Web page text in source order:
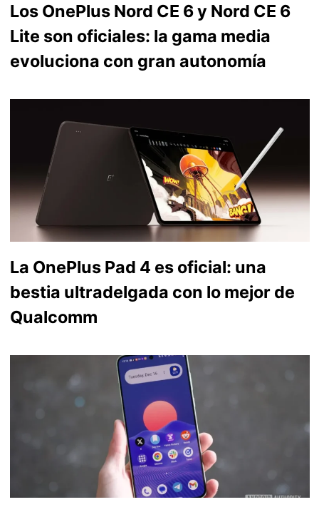
Los OnePlus Nord CE 6 y Nord CE 6
Lite son oficiales: la gama media
evoluciona con gran autonomía
La OnePlus Pad 4 es oficial: una
bestia ultradelgada con lo mejor de
Qualcomm